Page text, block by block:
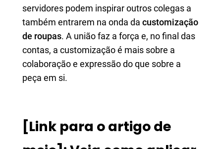
servidores podem inspirar outros colegas a
também entrarem na onda da customização
de roupas. A união faz a força e, no final das
contas, a customização é mais sobre a
colaboração e expressão do que sobre a
peça em si.
[Link para o artigo de